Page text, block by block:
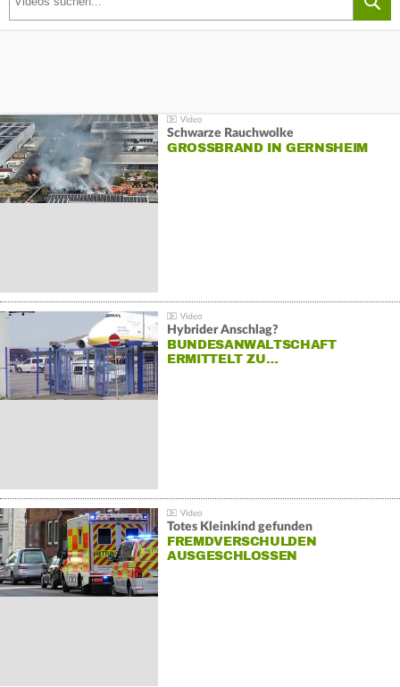
Schwarze Rauchwolke
GROSSBRAND IN GERNSHEIM
Hybrider Anschlag?
BUNDESANWALTSCHAFT
ERMITTELT ZU…
Totes Kleinkind gefunden
FREMDVERSCHULDEN
AUSGESCHLOSSEN